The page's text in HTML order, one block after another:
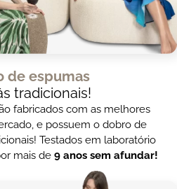
de espumas
tradicionais!
fabricados com as melhores
e possuem o dobro de
Testados em laboratório
mais de 9 anos sem afundar!